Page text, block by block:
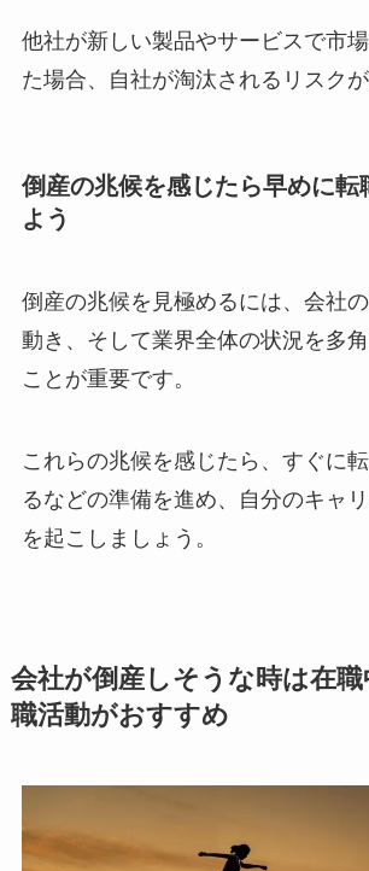
他社が新しい製品やサービスで市
た場合、自社が淘汰されるリスクが
倒産の兆候を感じたら早めに転
よう
倒産の兆候を見極めるには、会社
動き、そして業界全体の状況を多
ことが重要です。
これらの兆候を感じたら、すぐに
るなどの準備を進め、自分のキャ
を起こしましょう。
会社が倒産しそうな時は在
職活動がおすすめ